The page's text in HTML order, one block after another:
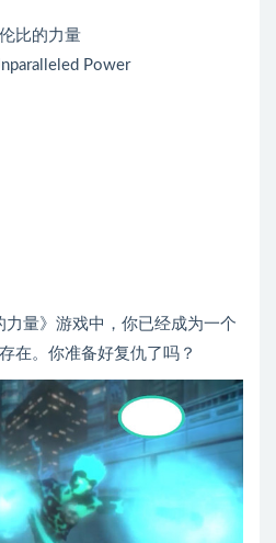
比的力量
Power
量》游戏中，你已经成为一个
在。你准备好复仇了吗？